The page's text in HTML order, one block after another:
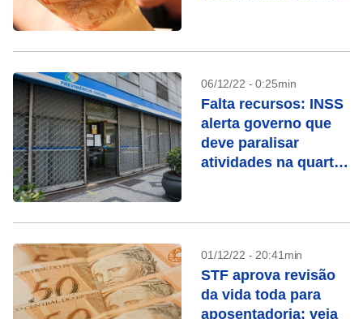
06/12/22 - 0:25min
Falta recursos: INSS
alerta governo que
deve paralisar
atividades na quarta-
01/12/22 - 20:41min
STF aprova revisão
da vida toda para
aposentadoria; veja